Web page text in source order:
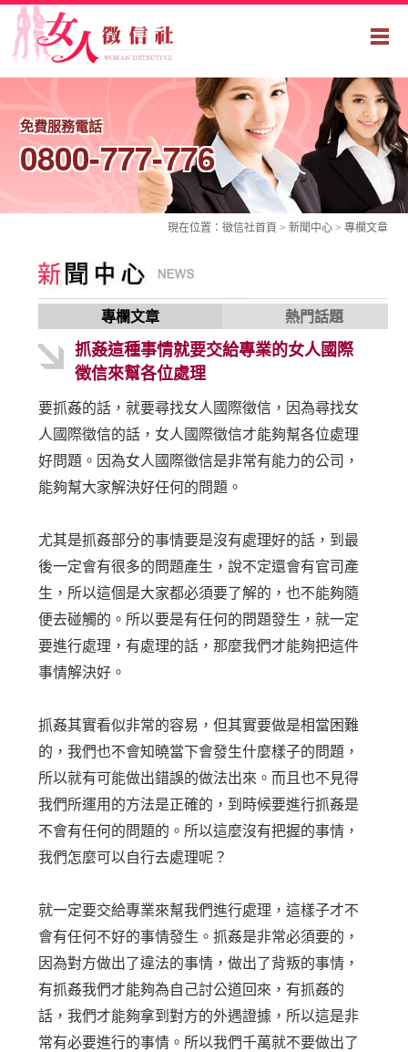
免費服務電話
0800-777-776
現在位置： 徵信社首頁 > 新聞中心 > 專欄文章
專欄文章 熱門話題
抓姦這種事情就要交給專業的女人國際
徵信來幫各位處理
要抓姦的話，就要尋找女人國際徵信，因為尋找女
人國際徵信的話，女人國際徵信才能夠幫各位處理
好問題。因為女人國際徵信是非常有能力的公司，
能夠幫大家解決好任何的問題。
尤其是抓姦部分的事情要是沒有處理好的話，到最
後一定會有很多的問題產生，說不定還會有官司產
生，所以這個是大家都必須要了解的，也不能夠隨
便去碰觸的。所以要是有任何的問題發生，就一定
要進行處理，有處理的話，那麼我們才能夠把這件
事情解決好。
抓姦其實看似非常的容易，但其實要做是相當困難
的，我們也不會知曉當下會發生什麼樣子的問題，
所以就有可能做出錯誤的做法出來。而且也不見得
我們所運用的方法是正確的，到時候要進行抓姦是
不會有任何的問題的。所以這麼沒有把握的事情，
我們怎麼可以自行去處理呢？
就一定要交給專業來幫我們進行處理，這樣子才不
會有任何不好的事情發生。抓姦是非常必須要的，
因為對方做出了違法的事情，做出了背叛的事情，
有抓姦我們才能夠為自己討公道回來，有抓姦的
話，我們才能夠拿到對方的外遇證據，所以這是非
常有必要進行的事情。所以我們千萬就不要做出了